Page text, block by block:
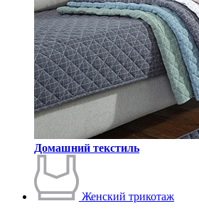
Домашний текстиль
Женский трикотаж